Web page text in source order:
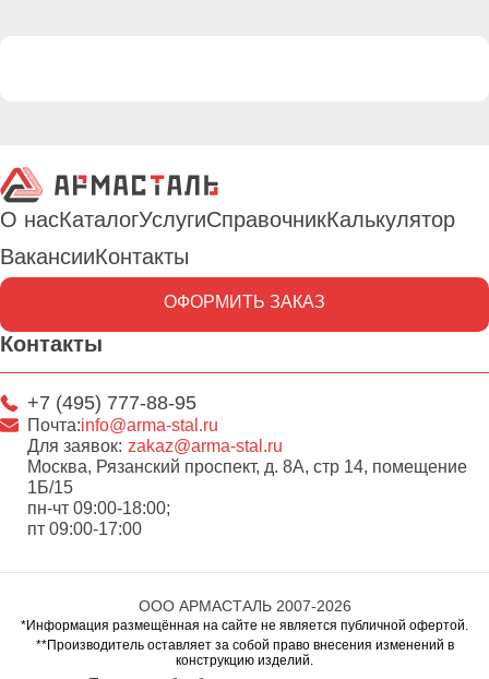
О насКаталогУслугиСправочникКалькулятор
ВакансииКонтакты
ОФОРМИТЬ ЗАКАЗ
Контакты
+7 (495) 777-88-95
Почта:info@arma-stal.ru
Для заявок: zakaz@arma-stal.ru
Москва, Рязанский проспект, д. 8А, стр 14, помещение
1Б/15
пн-чт 09:00-18:00;
пт 09:00-17:00
ООО АРМАСТАЛЬ 2007-2026
*Информация размещённая на сайте не является публичной офертой.
**Производитель оставляет за собой право внесения изменений в
конструкцию изделий.